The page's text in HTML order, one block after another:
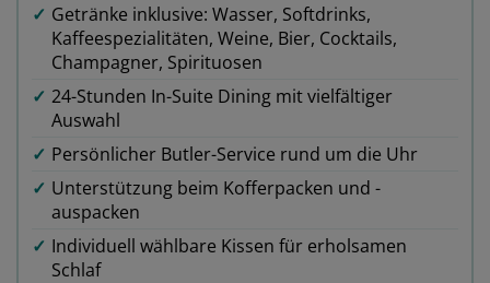
✓ Getränke inklusive: Wasser, Softdrinks,
Kaffeespezialitäten, Weine, Bier, Cocktails,
Champagner, Spirituosen
✓ 24-Stunden In-Suite Dining mit vielfältiger
Auswahl
✓ Persönlicher Butler-Service rund um die Uhr
✓ Unterstützung beim Kofferpacken und -
auspacken
✓ Individuell wählbare Kissen für erholsamen
Schlaf